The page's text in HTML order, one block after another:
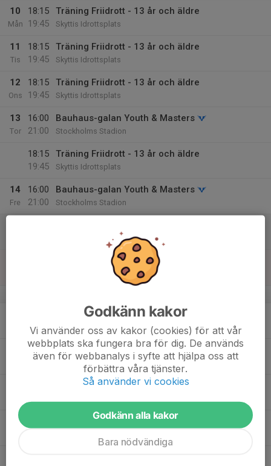
10
Mån
18:15
19:45
Träning Friidrott - 13 år och äldre
Skyttis Idrottsplats
11
Tis
18:15
19:45
Träning Friidrott - 13 år och äldre
Skyttis Idrottsplats
12
Ons
18:15
19:45
Träning Friidrott - 13 år och äldre
Skyttis Idrottsplats
13
Tor
16:00
21:00
Bauhaus-galan Youth & Masters
Stockholms Stadion
18:15
19:45
Träning Friidrott - 13 år och äldre
Skyttis Idrottsplats
14
Fre
16:00
21:00
Bauhaus-galan Youth & Masters
Stockholms Stadion
Stockholms Stadion
Bauhaus-galan Youth & Masters
Stockholms Stadion
19:45
Träning Friidrott - 13 år och äldre
Skyttis Idrottsplats
17:30
20:00
PRK 3-Tävling - IF Vingarna
Skyttis Idrottsplats
Träning Friidrott - 13 år och äldre
20 Träning Friidrott - 13 år och äldre
Godkänn kakor
Vi använder oss av kakor (cookies) för att vår
webbplats ska fungera bra för dig. De används
även för webbanalys i syfte att hjälpa oss att
förbättra våra tjänster.
Så använder vi cookies
Godkänn alla kakor
Bara nödvändiga